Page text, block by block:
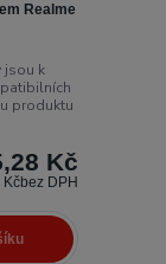
Realme
jsou k
produktu
Kč
Kčbez DPH